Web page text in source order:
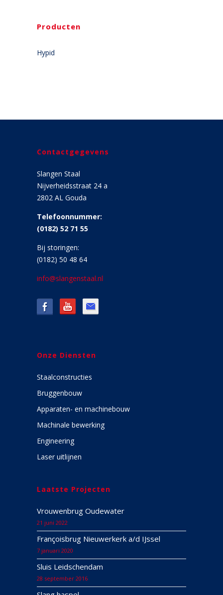
Producten
Hypid
Contactgegevens
Slangen Staal
Nijverheidsstraat 24 a
2802 AL Gouda
Telefoonnummer:
(0182) 52 71 55
Bij storingen:
(0182) 50 48 64
info@slangenstaal.nl
Onze Diensten
Staalconstructies
Bruggenbouw
Apparaten- en machinebouw
Machinale bewerking
Engineering
Laser uitlijnen
Laatste Projecten
Vrouwenbrug Oudewater
21 juni 2022
Françoisbrug Nieuwerkerk a/d IJssel
7 januari 2020
Sluis Leidschendam
28 september 2016